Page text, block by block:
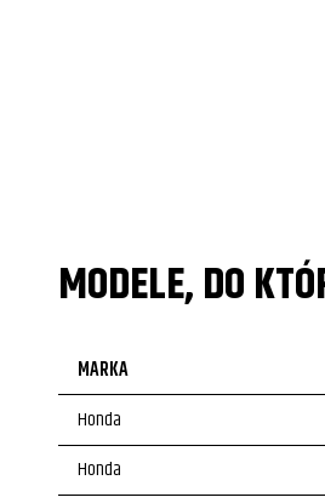
MODELE, DO
MARKA
Honda
Honda